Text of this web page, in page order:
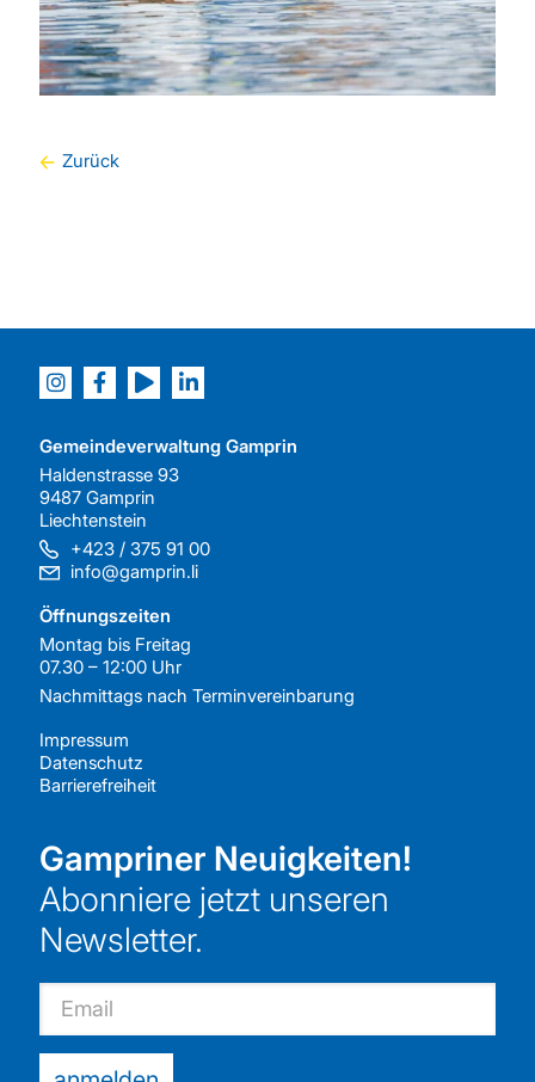
Zurück
Gemeindeverwaltung Gamprin
Haldenstrasse 93
9487 Gamprin
Liechtenstein
+423 / 375 91 00
info@gamprin.li
Öffnungszeiten
Montag bis Freitag
07.30 – 12:00 Uhr
Nachmittags nach Terminvereinbarung
Impressum
Datenschutz
Barrierefreiheit
Gampriner Neuigkeiten!
Abonniere jetzt unseren
Newsletter.
Email